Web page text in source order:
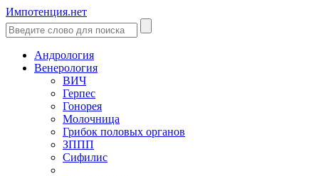
Импотенция.нет
Андрология
Венерология
ВИЧ
Герпес
Гонорея
Молочница
Грибок половых органов
ЗППП
Сифилис